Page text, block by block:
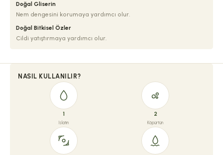
Doğal Gliserin
Nem dengesini korumaya yardımcı olur.
Doğal Bitkisel Özler
Cildi yatıştırmaya yardımcı olur.
NASIL KULLANILIR?
1
Islatın
2
Köpürtün